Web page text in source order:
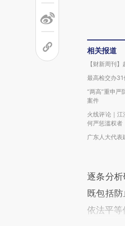
相关报道
【财新周刊
最高检交办
“两高”重申严
案件
火线评论｜江
何严惩滥权者
广东人大代表
逐条分
既包括
依法平等